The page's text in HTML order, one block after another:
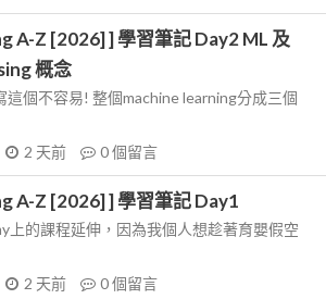
A-Z [2026] ] 學習筆記 Day2 ML 及
概念
這個不容易! 整個machine learning分成三個
2 天前 0個留言
A-Z [2026] ] 學習筆記 Day1
上的課程延伸，因為我個人想趁著育嬰假空
2 天前 0個留言